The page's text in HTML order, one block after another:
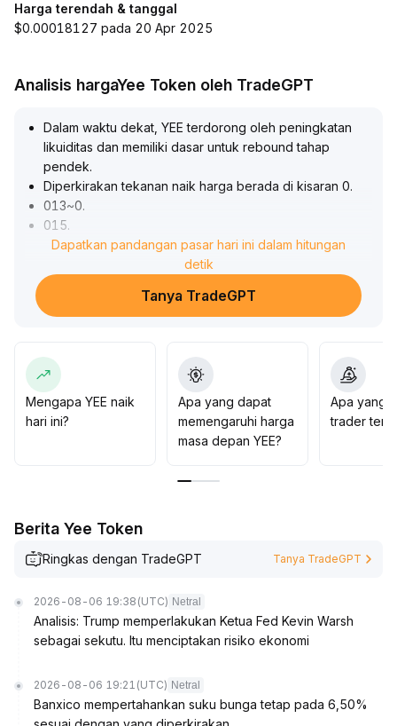
Harga terendah & tanggal
$0.00018127 pada 20 Apr 2025
Analisis hargaYee Token oleh TradeGPT
Dalam waktu dekat, YEE terdorong oleh peningkatan
likuiditas dan memiliki dasar untuk rebound tahap
pendek.
Diperkirakan tekanan naik harga berada di kisaran 0.
013~0.
015.
Perlu diperhatikan bahwa secara makro belum ada
pemulihan nyata pada aliran dana dan struktur
permintaan-penawaran, sehingga tekanan jangka
menengah-panjang tetap ada.
011
Disarankan agar investor mengikuti tren utama,
menetapkan strategi akumulasi bertahap dan stop loss
dinamis, menghindari pembelian di harga tinggi, serta
secara ketat mengendalikan keseluruhan posisi untuk
Dapatkan pandangan pasar hari ini dalam hitungan
detik
Tanya TradeGPT
Mengapa YEE naik
hari ini?
Apa yang dapat
memengaruhi harga
masa depan YEE?
Apa yang
trader
Berita Yee Token
Ringkas dengan TradeGPT Tanya TradeGPT
2026-08-06 19:38 (UTC) Netral
Analisis: Trump memperlakukan Ketua Fed Kevin Warsh
sebagai sekutu. Itu menciptakan risiko ekonomi
2026-08-06 19:21 (UTC) Netral
Banxico mempertahankan suku bunga tetap pada 6,50%